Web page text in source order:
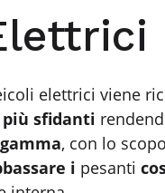
elettrici viene
sfidanti
gamma, con lo
i pesanti